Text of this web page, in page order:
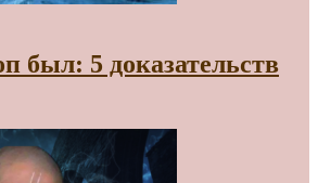
был: 5 доказательств